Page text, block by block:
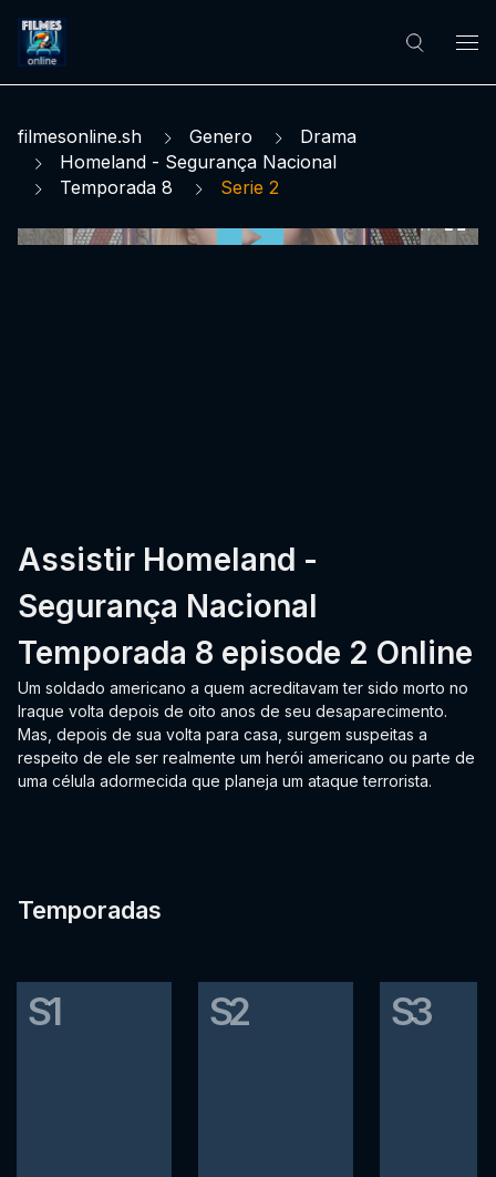
filmesonline.sh Genero
Drama
Homeland - Segurança Nacional
Temporada 8
Serie 2
Assistir Homeland -
Segurança Nacional
Temporada 8 episode 2 Online
Um soldado americano a quem acreditavam ter sido morto no
Iraque volta depois de oito anos de seu desaparecimento.
Mas, depois de sua volta para casa, surgem suspeitas a
respeito de ele ser realmente um herói americano ou parte de
uma célula adormecida que planeja um ataque terrorista.
Temporadas
S1 S2 S3